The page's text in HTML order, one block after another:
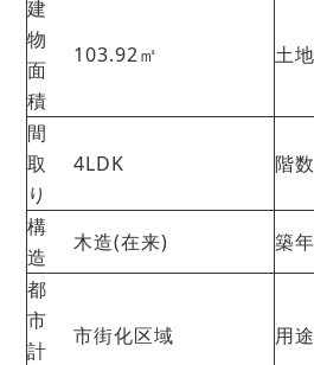
建
物
面
積
103.92㎡ 土
間
取
り
4LDK 階数
構
造
木造(在来) 築
都
市
計
市街化区域 用